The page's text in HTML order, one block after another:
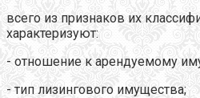
всего из признаков их
характеризуют:
- отношение к арендуемому
- тип лизингового имущества;